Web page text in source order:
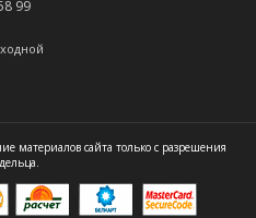
99
сайта только с разрешения